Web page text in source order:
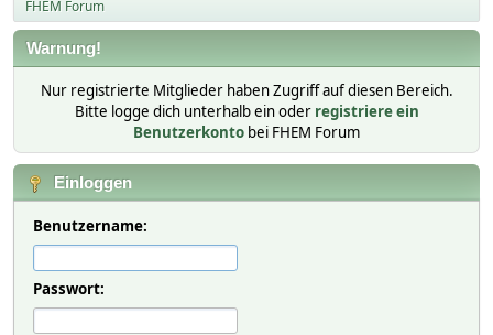
FHEM Forum
Warnung!
Nur registrierte Mitglieder haben Zugriff auf diesen Bereich.
Bitte logge dich unterhalb ein oder registriere ein
Benutzerkonto bei FHEM Forum
Einloggen
Benutzername:
Passwort: